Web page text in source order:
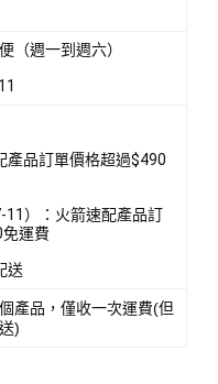
（週一到週六）
產品訂單價格超過$490
11）：火箭速配產品訂
運費
送
產品，僅收一次運費(但
)